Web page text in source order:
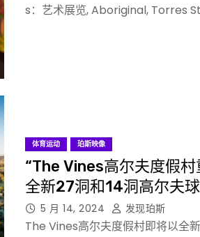
s：艺术展览, Aboriginal, Torres
体育运动 珀斯映像
“The Vines高尔夫度假
全新27洞和14洞高尔夫
5 月 14, 2024 发现珀斯
The Vines高尔夫度假村即将以全